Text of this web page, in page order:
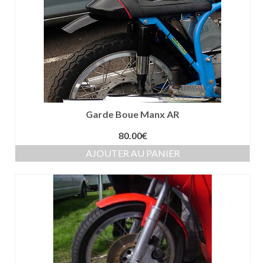
Garde Boue Manx AR
80.00€
AJOUTER AU PANIER